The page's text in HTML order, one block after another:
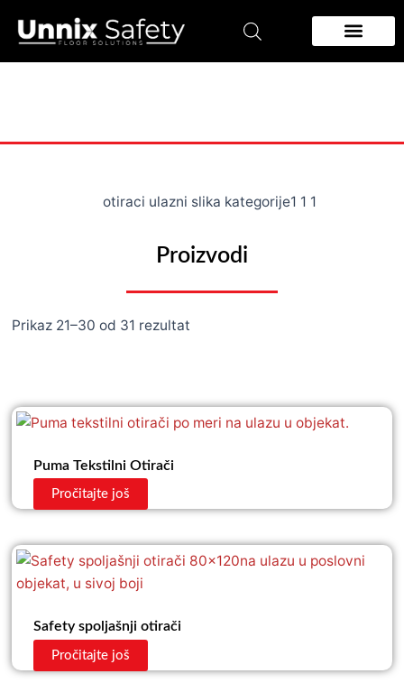
Proizvodi
Prikaz 21–30 od 31 rezultat
Puma Tekstilni Otirači
Pročitajte još
Safety spoljašnji otirači
Pročitajte još